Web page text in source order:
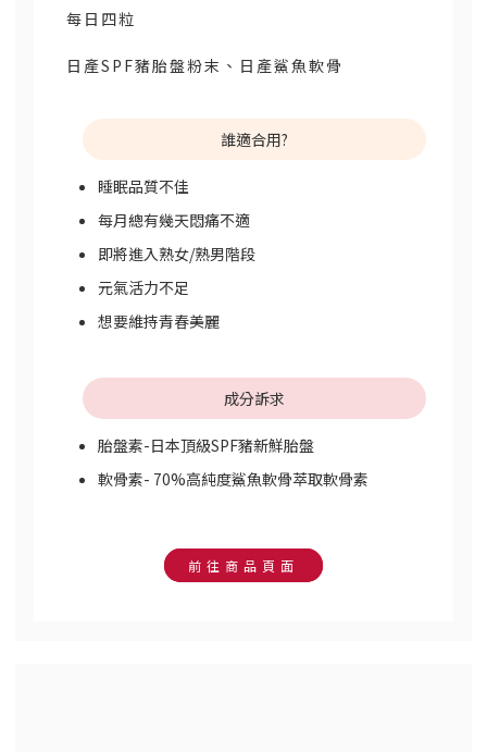
每日四粒
日產SPF豬胎盤粉末、日產鯊魚軟骨
誰適合用?
睡眠品質不佳
每月總有幾天悶痛不適
即將進入熟女/熟男階段
元氣活力不足
想要維持青春美麗
成分訴求
胎盤素-日本頂級SPF豬新鮮胎盤
軟骨素- 70%高純度鯊魚軟骨萃取軟骨素
前往商品頁面